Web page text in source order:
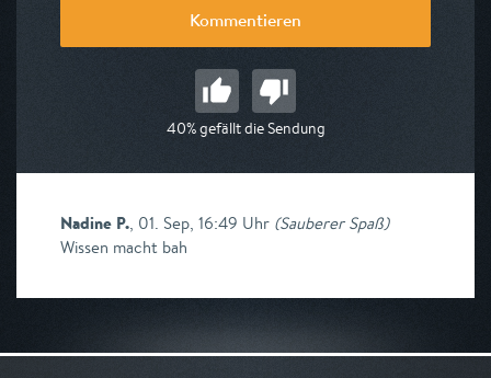
Kommentieren
40% gefällt die Sendung
Nadine P., 01. Sep, 16:49 Uhr (Sauberer Spaß)
Wissen macht bah